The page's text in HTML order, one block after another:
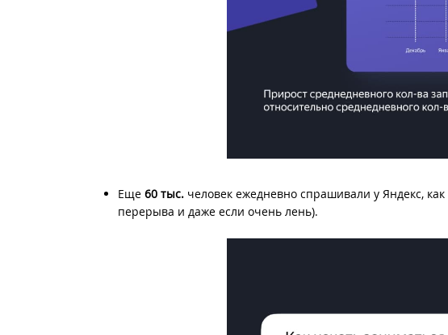
Еще 60 тыс. человек ежедневно спрашивали у Яндекс, как
перерыва и даже если очень лень).